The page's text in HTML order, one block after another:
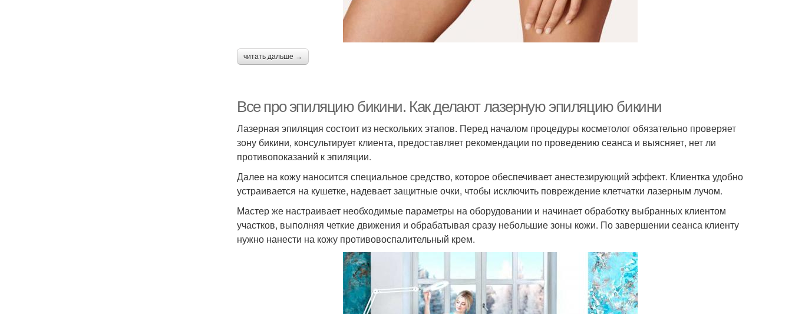
читать дальше →
Все про эпиляцию бикини. Как делают лазерную эпиляцию бикини
Лазерная эпиляция состоит из нескольких этапов. Перед началом процедуры косметолог обязательно проверяет
зону бикини, консультирует клиента, предоставляет рекомендации по проведению сеанса и выясняет, нет ли
противопоказаний к эпиляции.
Далее на кожу наносится специальное средство, которое обеспечивает анестезирующий эффект. Клиентка удобно
устраивается на кушетке, надевает защитные очки, чтобы исключить повреждение клетчатки лазерным лучом.
Мастер же настраивает необходимые параметры на оборудовании и начинает обработку выбранных клиентом
участков, выполняя четкие движения и обрабатывая сразу небольшие зоны кожи. По завершении сеанса клиенту
нужно нанести на кожу противовоспалительный крем.